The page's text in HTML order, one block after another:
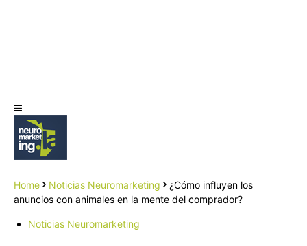
Home Noticias Neuromarketing
¿Cómo influyen los
anuncios con animales en la mente del comprador?
Noticias Neuromarketing